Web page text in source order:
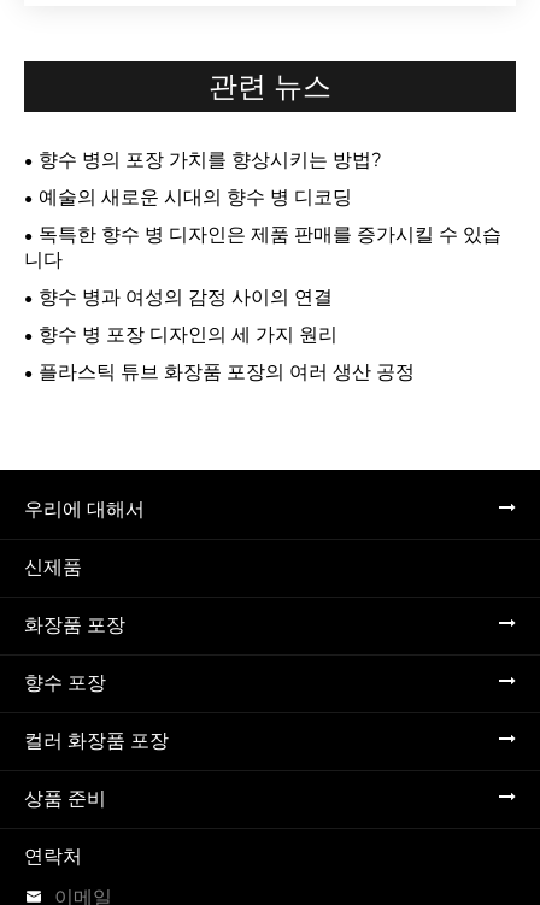
관련 뉴스
향수 병의 포장 가치를 향상시키는 방법?
예술의 새로운 시대의 향수 병 디코딩
독특한 향수 병 디자인은 제품 판매를 증가시킬 수 있습
니다
향수 병과 여성의 감정 사이의 연결
향수 병 포장 디자인의 세 가지 원리
플라스틱 튜브 화장품 포장의 여러 생산 공정
우리에 대해서
신제품
화장품 포장
향수 포장
컬러 화장품 포장
상품 준비
연락처
 이메일